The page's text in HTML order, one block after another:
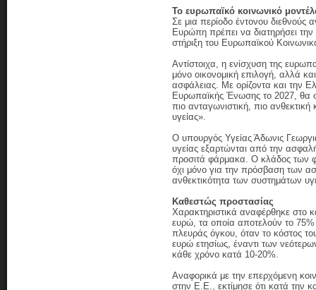
Το ευρωπαϊκό κοινωνικό
Σε μια περίοδο έντονου
Ευρώπη πρέπει να διατηρήσει
στήριξη του Ευρωπαϊκού
Αντίστοιχα, η ενίσχυση της
μόνο οικονομική επιλογή, αλλά
ασφάλειας. Με ορίζοντα και την
Ευρωπαϊκής Ένωσης το 2027, θα
πιο ανταγωνιστική, πιο ανθεκτική
υγείας».
Ο υπουργός Υγείας Άδωνις
υγείας εξαρτώνται από την
προσιτά φάρμακα. Ο κλάδος των
όχι μόνο για την πρόσβαση των
ανθεκτικότητα των συστημάτων
Καθεστώς προστασίας
Χαρακτηριστικά αναφέρθηκε στο
ευρώ, τα οποία αποτελούν το
πλευράς όγκου, όταν το κόστος
ευρώ ετησίως, έναντι των
κάθε χρόνο κατά 10-20%.
Αναφορικά με την επερχόμενη
στην Ε.Ε., εκτίμησε ότι κατά την